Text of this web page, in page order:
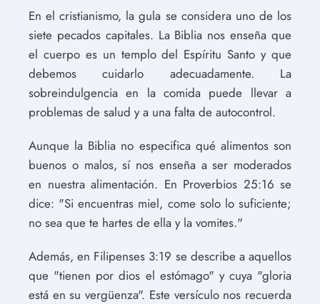
En el cristianismo, la gula se considera uno de los
siete pecados capitales. La Biblia nos enseña que
el cuerpo es un templo del Espíritu Santo y que
debemos cuidarlo adecuadamente. La
sobreindulgencia en la comida puede llevar a
problemas de salud y a una falta de autocontrol.
Aunque la Biblia no especifica qué alimentos son
buenos o malos, sí nos enseña a ser moderados
en nuestra alimentación. En Proverbios 25:16 se
dice: "Si encuentras miel, come solo lo suficiente;
no sea que te hartes de ella y la vomites."
Además, en Filipenses 3:19 se describe a aquellos
que "tienen por dios el estómago" y cuya "gloria
está en su vergüenza". Este versículo nos recuerda